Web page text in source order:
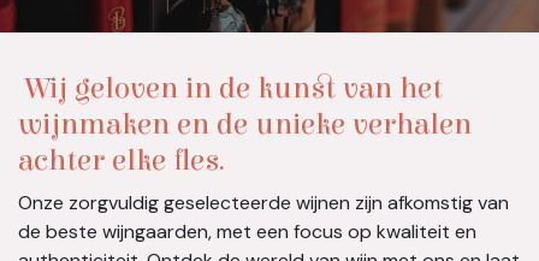
Wij geloven in de kunst van het
wijnmaken en de unieke verhalen
achter elke fles.
Onze zorgvuldig geselecteerde wijnen zijn afkomstig van
de beste wijngaarden, met een focus op kwaliteit en